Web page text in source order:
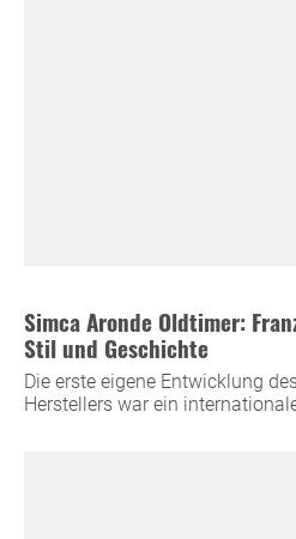
Simca Aronde Oldtimer:
Stil und Geschichte
Die erste eigene Entwicklung
Herstellers war ein